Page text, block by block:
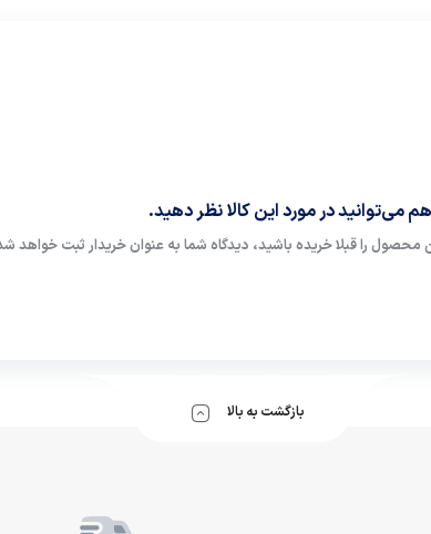
می‌توانید در مورد این کالا نظر دهید.
محصول را قبلا خریده باشید، دیدگاه شما به عنوان خریدار ثبت خواهد
بازگشت به بالا